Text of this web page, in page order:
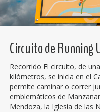
Circuito de Running
Recorrido El circuito, de
kilómetros, se inicia en el
permite caminar o correr
emblemáticos de
Mendoza, la Iglesia de las